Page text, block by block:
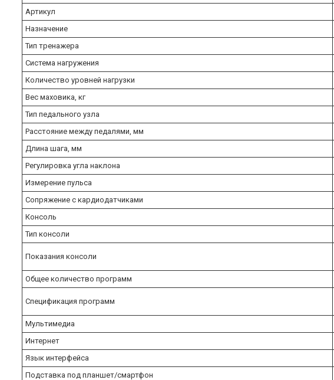
Артикул
Назначение
Тип тренажера
Система нагружения
Количество уровней нагрузки
Вес маховика, кг
Тип педального узла
Расстояние между педалями, мм
Длина шага, мм
Регулировка угла наклона
Измерение пульса
Сопряжение с кардиодатчиками
Консоль
Тип консоли
Показания консоли
Общее количество программ
Спецификация программ
Мультимедиа
Интернет
Язык интерфейса
Подставка под планшет/смартфон